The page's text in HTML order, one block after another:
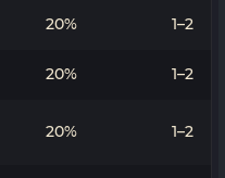
20% 1–2
20% 1–2
20% 1–2